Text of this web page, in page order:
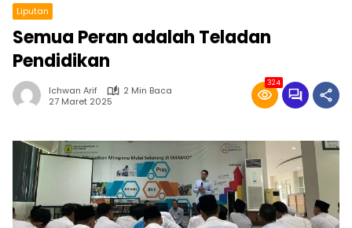
Liputan
Semua Peran adalah Teladan
Pendidikan
Ichwan Arif
2 Min Baca
27 Maret 2025
324